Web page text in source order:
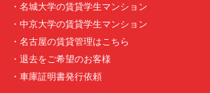
・名城大学の賃貸学生マンション
・中京大学の賃貸学生マンション
・名古屋の賃貸管理はこちら
・退去をご希望のお客様
・車庫証明書発行依頼